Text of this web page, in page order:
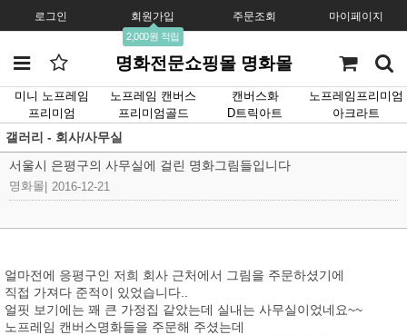
로그인 회원가입
2,000원 적립
주문조회 마이페이지
명화전문쇼핑몰 명화몰
미니 노프레임 노프레임 캔버스 캔버스화
노프레임프리미엄
프리미엄
프리미엄골드 D트릭아트 아크라트
갤러리 - 회사/사무실
서울시 은평구의 사무실에 걸린 명화그림들입니다
명화몰 2016-12-21
얼마전에 응평구인 저희 회사 근처에서 그림을 주문하셨기에
직접 가져다 준적이 있었습니다..
얼핏 보기에는 꽤 큰 가정집 같았는데 실내는 사무실이었네요~~
노프레임 캔버스명화들을 주문해 주셨는데